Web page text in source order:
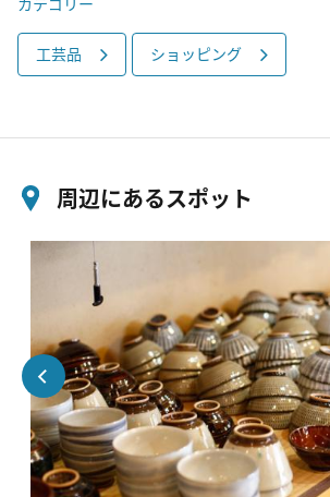
工芸品 ショッピング
周辺にあるスポット